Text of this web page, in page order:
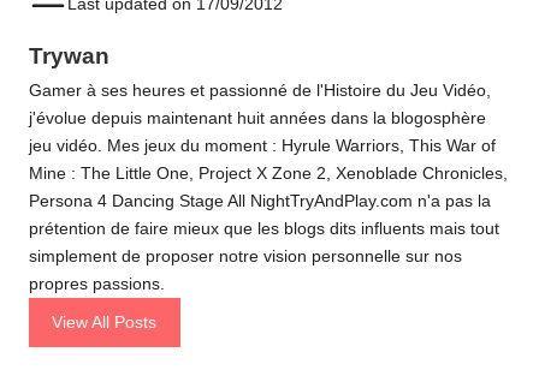
Last updated on 17/09/2012
Trywan
Gamer à ses heures et passionné de l'Histoire du Jeu Vidéo,
j'évolue depuis maintenant huit années dans la blogosphère
jeu vidéo. Mes jeux du moment : Hyrule Warriors, This War of
Mine : The Little One, Project X Zone 2, Xenoblade Chronicles,
Persona 4 Dancing Stage All NightTryAndPlay.com n'a pas la
prétention de faire mieux que les blogs dits influents mais tout
simplement de proposer notre vision personnelle sur nos
propres passions.
View All Posts